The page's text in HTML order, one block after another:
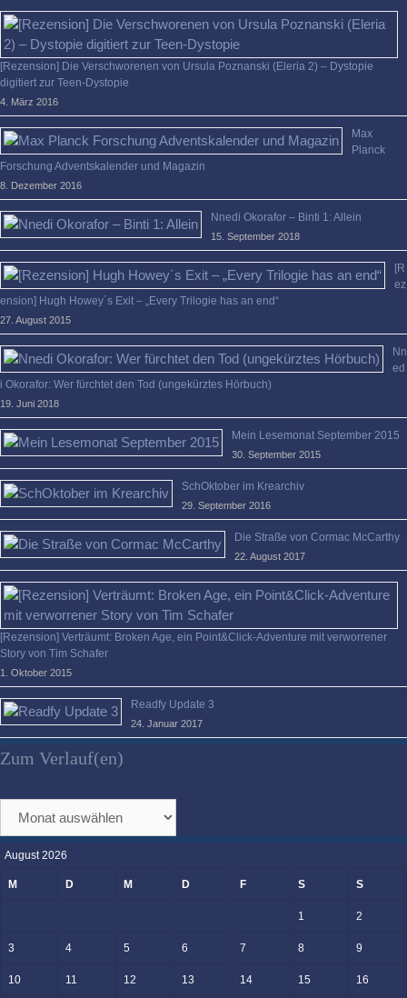
[Rezension] Die Verschworenen von Ursula Poznanski (Eleria 2) – Dystopie
digitiert zur Teen-Dystopie
4. März 2016
Max
Planck
Forschung Adventskalender und Magazin
8. Dezember 2016
Nnedi Okorafor – Binti 1: Allein
15. September 2018
[R
ez
ension] Hugh Howey´s Exit – „Every Trilogie has an end“
27. August 2015
Nn
ed
i Okorafor: Wer fürchtet den Tod (ungekürztes Hörbuch)
19. Juni 2018
Mein Lesemonat September 2015
30. September 2015
SchOktober im Krearchiv
29. September 2016
Die Straße von Cormac McCarthy
22. August 2017
[Rezension] Verträumt: Broken Age, ein Point&Click-Adventure mit verworrener
Story von Tim Schafer
1. Oktober 2015
Readfy Update 3
24. Januar 2017
Zum Verlauf(en)
Verlauf(en)
August 2026
M D M D F S S
1 2
3 4 5 6 7 8 9
10 11 12 13 14 15 16